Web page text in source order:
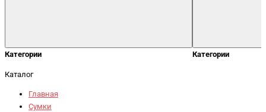
Категории Категории
Каталог
Главная
Сумки